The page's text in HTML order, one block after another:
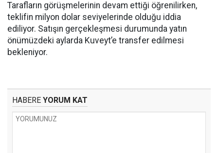
Tarafların görüşmelerinin devam ettiği öğrenilirken,
teklifin milyon dolar seviyelerinde olduğu iddia
ediliyor. Satışın gerçekleşmesi durumunda yatın
önümüzdeki aylarda Kuveyt’e transfer edilmesi
bekleniyor.
HABERE YORUM KAT